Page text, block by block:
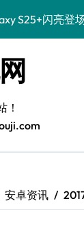
S25+闪亮登
S26+颜值爆
A56 5G登场
售后指南：
S25美颜秘
C55 5G登场
！
安卓资讯